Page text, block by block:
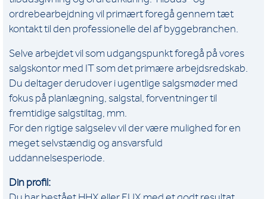
ordrebearbejdning vil primært foregå gennem tæt
kontakt til den professionelle del af byggebranchen.
Selve arbejdet vil som udgangspunkt foregå på vores
salgskontor med IT som det primære arbejdsredskab.
Du deltager derudover i ugentlige salgsmøder med
fokus på planlægning, salgstal, forventninger til
fremtidige salgstiltag, mm.
For den rigtige salgselev vil der være mulighed for en
meget selvstændig og ansvarsfuld
uddannelsesperiode.
Din profil: